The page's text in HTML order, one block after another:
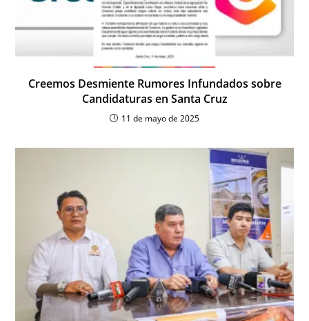
Creemos Desmiente Rumores Infundados sobre
Candidaturas en Santa Cruz
11 de mayo de 2025